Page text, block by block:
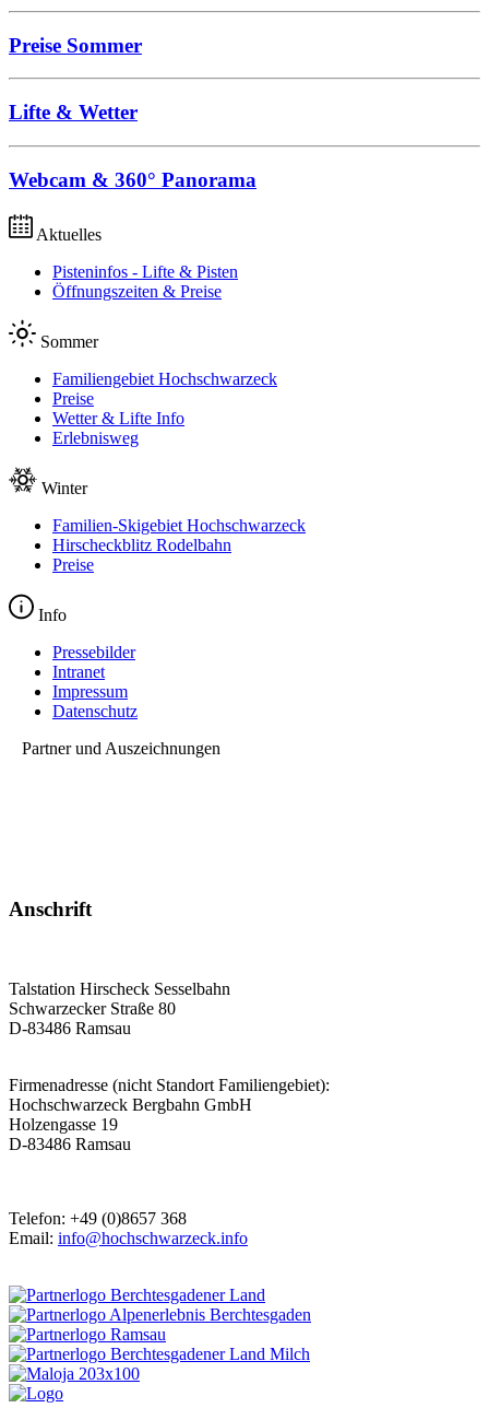
Preise Sommer
Lifte & Wetter
Webcam & 360° Panorama
Aktuelles
Pisteninfos - Lifte & Pisten
Öffnungszeiten & Preise
Sommer
Familiengebiet Hochschwarzeck
Preise
Wetter & Lifte Info
Erlebnisweg
Winter
Familien-Skigebiet Hochschwarzeck
Hirscheckblitz Rodelbahn
Preise
Info
Pressebilder
Intranet
Impressum
Datenschutz
Partner und Auszeichnungen
Anschrift
Talstation Hirscheck Sesselbahn
Schwarzecker Straße 80
D-83486 Ramsau
Firmenadresse (nicht Standort Familiengebiet):
Hochschwarzeck Bergbahn GmbH
Holzengasse 19
D-83486 Ramsau
Telefon: +49 (0)8657 368
Email: info@hochschwarzeck.info